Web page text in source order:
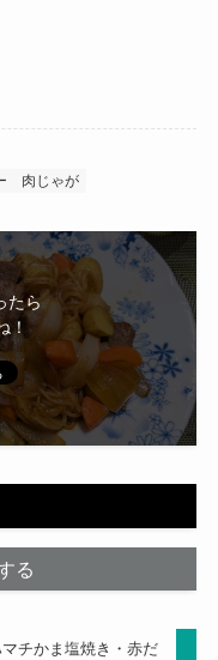
肉じゃが
たら
！
る
マチかま塩焼き・赤だ